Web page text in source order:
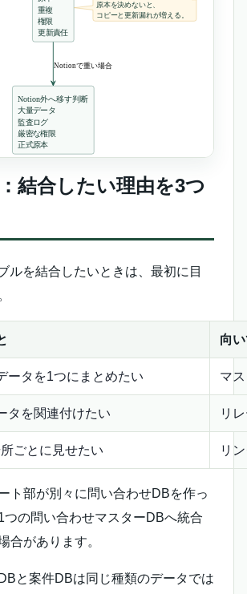
結合したい理由を3つ
ルを結合したいときは、最初に目
向
ータを1つにまとめたい マ
タを関連付けたい リ
ごとに見せたい リ
ト部が別々に問い合わせDBを作っ
つの問い合わせマスターDBへ統合
合があります。
と案件DBは同じ種類のデータでは